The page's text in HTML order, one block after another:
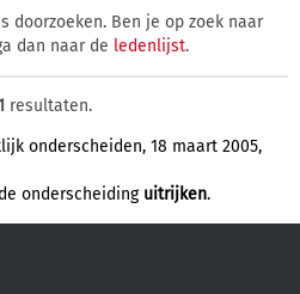
doorzoeken. Ben je op zoek naar
dan naar de ledenlijst.
resultaten.
onderscheiden, 18 maart 2005,
onderscheiding uitrijken.